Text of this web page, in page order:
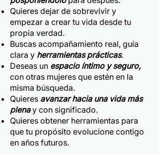
Quieres dejar de sobrevivir y
empezar a crear tu vida desde tu
propia verdad.
Buscas acompañamiento real, guía
clara y herramientas prácticas.
Deseas un espacio íntimo y seguro,
con otras mujeres que estén en la
misma búsqueda.
Quieres avanzar hacia una vida más
plenay con significado.
Quieres obtener herramientas para
que tu propósito evolucione contigo
en años futuros.